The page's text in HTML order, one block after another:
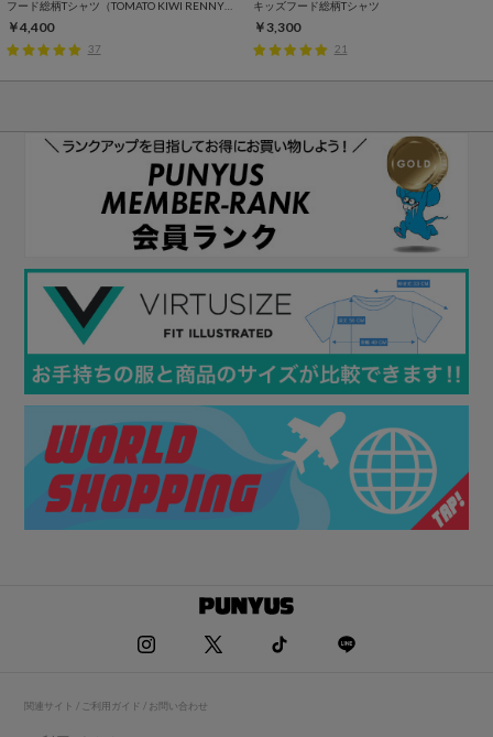
フード総柄Tシャツ（TOMATO KIWI RENNYU）
￥4,400
37
キッズフード総柄Tシャツ
￥3,300
21
関連サイト / ご利用ガイド / お問い合わせ